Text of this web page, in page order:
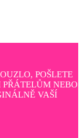
POŠLETE
NEBO
VAŠÍ